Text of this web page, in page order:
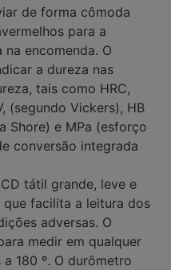
de forma cômoda
para a
encomenda. O
a dureza nas
tais como HRC,
(segundo Vickers), HB
Shore) e MPa (esforço
conversão integrada
tátil grande, leve e
facilita a leitura dos
adversas. O
medir em qualquer
180 º. O durômetro